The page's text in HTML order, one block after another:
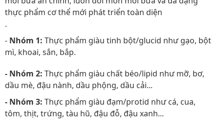
thực phẩm cơ thể mới phát triển toàn diện
.
- Nhóm 1: Thực phẩm giàu tinh bột/glucid như gạo, bột
mì, khoai, sắn, bắp.
- Nhóm 2: Thực phẩm giàu chất béo/lipid như mỡ, bơ,
dầu mè, đậu nành, dầu phộng, dầu cải...
- Nhóm 3: Thực phẩm giàu đạm/protid như cá, cua,
tôm, thịt, trứng, tàu hũ, đậu đỗ, đậu xanh...